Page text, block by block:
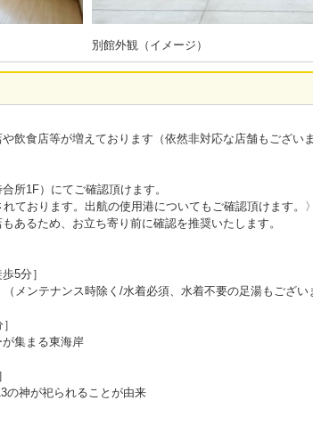
別館外観（イメージ）
飲食店等が増えております（依然非対応な店舗もございま
所1F）にてご確認頂けます。
ております。出航の使用港についてもご確認頂けます。〉
あるため、お立ち寄り前に確認を推奨いたします。
5分］
メンテナンス時除く/水着必須、水着不要の足湯もござい
集まる東海岸
の神が祀られることが由来